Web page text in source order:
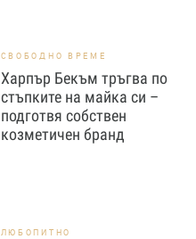
СВОБОДНО ВРЕМЕ
Харпър Бекъм тръгва по
стъпките на майка си –
подготвя собствен
козметичен бранд
ЛЮБОПИТНО